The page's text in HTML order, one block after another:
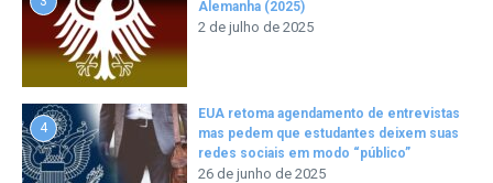
Alemanha (2025)
2 de julho de 2025
4
EUA retoma agendamento de entrevistas
mas pedem que estudantes deixem suas
redes sociais em modo “público”
26 de junho de 2025